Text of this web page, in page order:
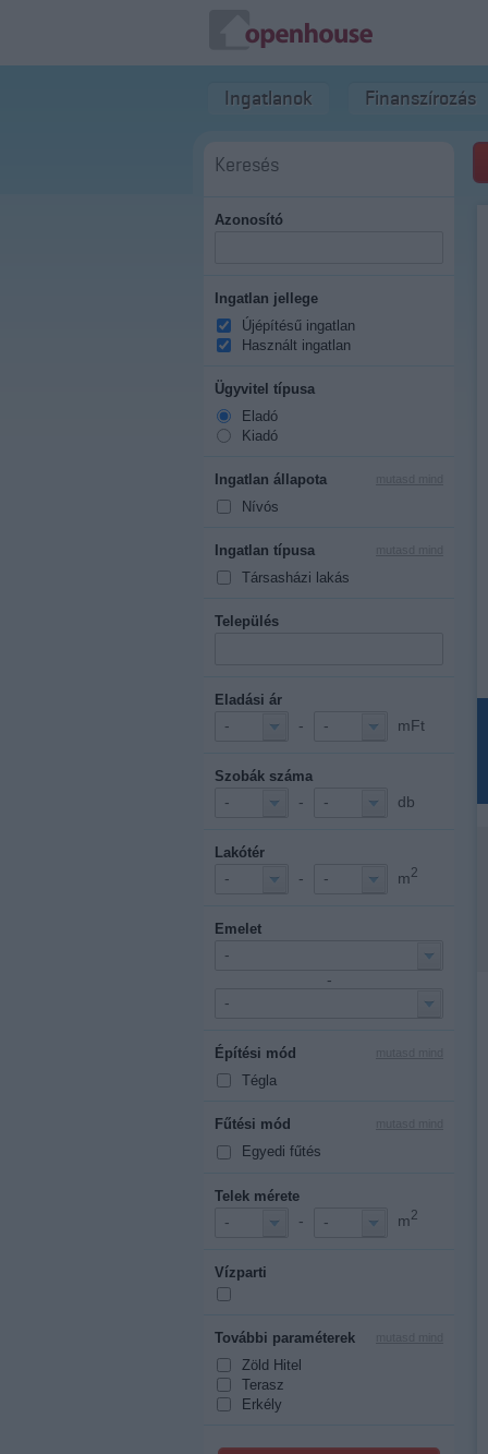
Ingatlanok Finanszírozás
Keresés
Azonosító
Ingatlan jellege
Újépítésű ingatlan
Használt ingatlan
Ügyvitel típusa
Eladó
Kiadó
Ingatlan állapota
Nívós
Ingatlan típusa
Társasházi lakás
Település
Eladási ár
- - - mFt
Szobák száma
- - - db
Lakótér
- - - m2
Emelet
-
-
-
Építési mód
Tégla
Fűtési mód
Egyedi fűtés
Telek mérete
- - - m2
Vízparti
További paraméterek
Zöld Hitel
Terasz
Erkély